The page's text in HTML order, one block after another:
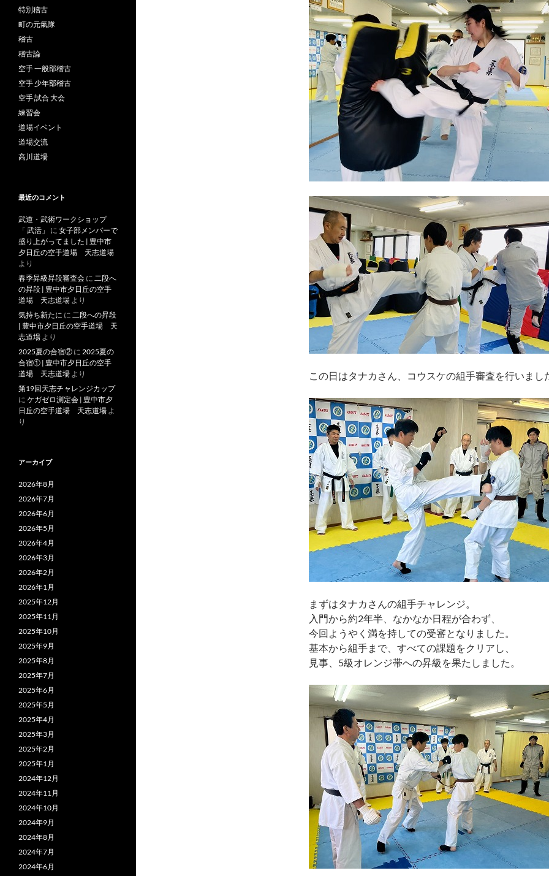
この日はタナカさん、コウスケの組手審査を行いまし
まずはタナカさんの組手チャレンジ。
入門から約2年半、なかなか日程が合わず、
今回ようやく満を持しての受審となりました。
基本から組手まで、すべての課題をクリアし、
見事、5級オレンジ帯への昇級を果たしました。
特別稽古
町の元氣隊
稽古
稽古論
空手 一般部稽古
空手 少年部稽古
空手 試合 大会
練習会
道場イベント
道場交流
高川道場
最近のコメント
武道・武術ワークショップ
「 武活」
に 女子部メンバーで
盛り上がってました | 豊中市
夕日丘の空手道場 天志道場
より
春季昇級昇段審査会 に 二段へ
の昇段 | 豊中市夕日丘の空手
道場 天志道場 より
気持ち新たに に 二段への昇段
| 豊中市夕日丘の空手道場 天
志道場 より
2025夏の合宿② に 2025夏の
合宿① | 豊中市夕日丘の空手
道場 天志道場 より
第19回天志チャレンジカップ
に ケガゼロ測定会 | 豊中市夕
日丘の空手道場 天志道場 よ
り
アーカイブ
2026年8月
2026年7月
2026年6月
2026年5月
2026年4月
2026年3月
2026年2月
2026年1月
2025年12月
2025年11月
2025年10月
2025年9月
2025年8月
2025年7月
2025年6月
2025年5月
2025年4月
2025年3月
2025年2月
2025年1月
2024年12月
2024年11月
2024年10月
2024年9月
2024年8月
2024年7月
2024年6月